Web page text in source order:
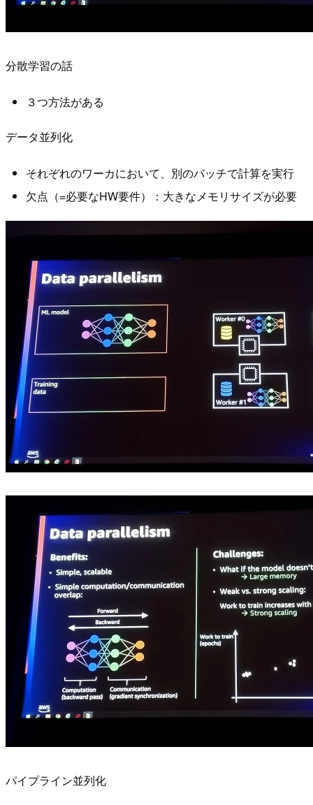
分散学習の話
３つ方法がある
データ並列化
それぞれのワーカにおいて、別のバッチで計算を実行
欠点（=必要なHW要件）：大きなメモリサイズが必要
パイプライン並列化